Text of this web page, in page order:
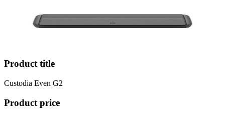
Product title
Custodia Even G2
Product price